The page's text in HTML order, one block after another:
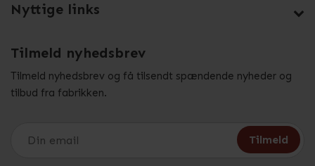
Nyttige links
Tilmeld nyhedsbrev
Tilmeld nyhedsbrev og få tilsendt spændende nyheder og
tilbud fra fabrikken.